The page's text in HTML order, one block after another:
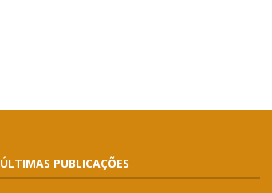
ÚLTIMAS PUBLICAÇÕES